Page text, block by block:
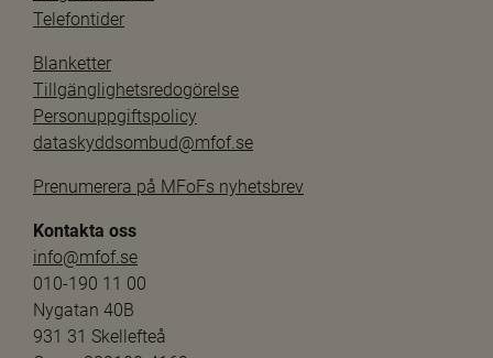
Telefontider
Blanketter
Tillgänglighetsredogörelse
Personuppgiftspolicy
dataskyddsombud@mfof.se
Prenumerera på MFoFs nyhetsbrev
Kontakta oss
info@mfof.se
010-190 11 00
Nygatan 40B
931 31 Skellefteå